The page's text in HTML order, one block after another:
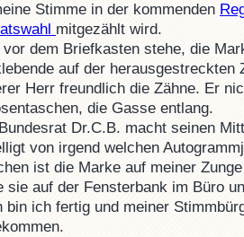
Stimme in der kommenden
mitgezählt wird.
dem Briefkasten stehe, die
auf der herausgestreckten
Herr freundlich die Zähne. Er
die Gasse entlang.
Dr.C.B. macht seinen
von irgend welchen
ist die Marke auf meiner
sie auf der Fensterbank im Büro
bin ich fertig und meiner